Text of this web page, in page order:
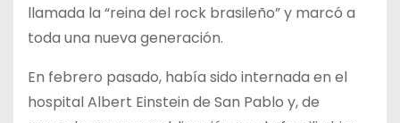
llamada la “reina del rock brasileño” y marcó a
toda una nueva generación.
En febrero pasado, había sido internada en el
hospital Albert Einstein de San Pablo y, de